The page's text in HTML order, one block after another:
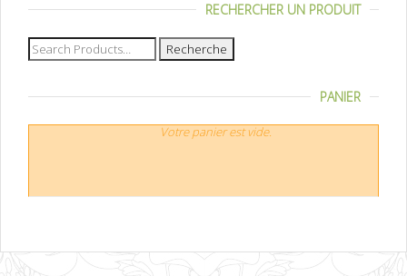
RECHERCHER UN PRODUIT
Recherche
pour :
PANIER
Votre panier est vide.